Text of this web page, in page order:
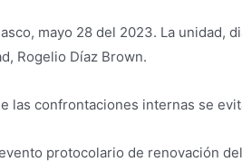
mayo 28 del 2023. La unidad,
Rogelio Díaz Brown.
las confrontaciones internas se
protocolario de renovación